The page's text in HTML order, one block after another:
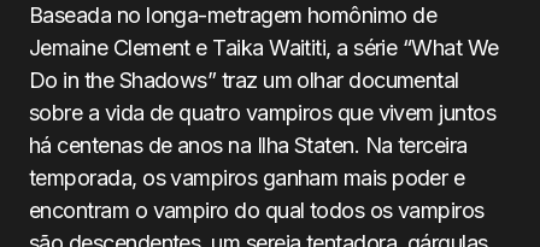
Baseada no longa-metragem homônimo de
Jemaine Clement e Taika Waititi, a série “What We
Do in the Shadows” traz um olhar documental
sobre a vida de quatro vampiros que vivem juntos
há centenas de anos na Ilha Staten. Na terceira
temporada, os vampiros ganham mais poder e
encontram o vampiro do qual todos os vampiros